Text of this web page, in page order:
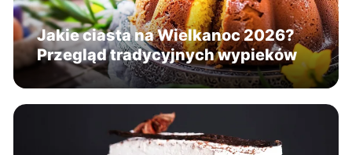
Jakie ciasta na Wielkanoc 2026?
Przegląd tradycyjnych wypieków